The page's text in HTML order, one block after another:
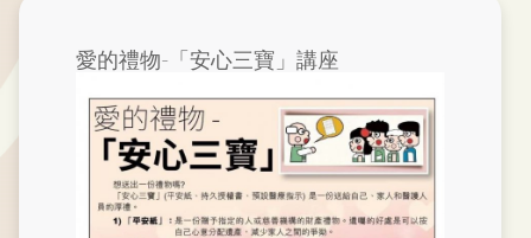
愛的禮物-「安心三寶」講座